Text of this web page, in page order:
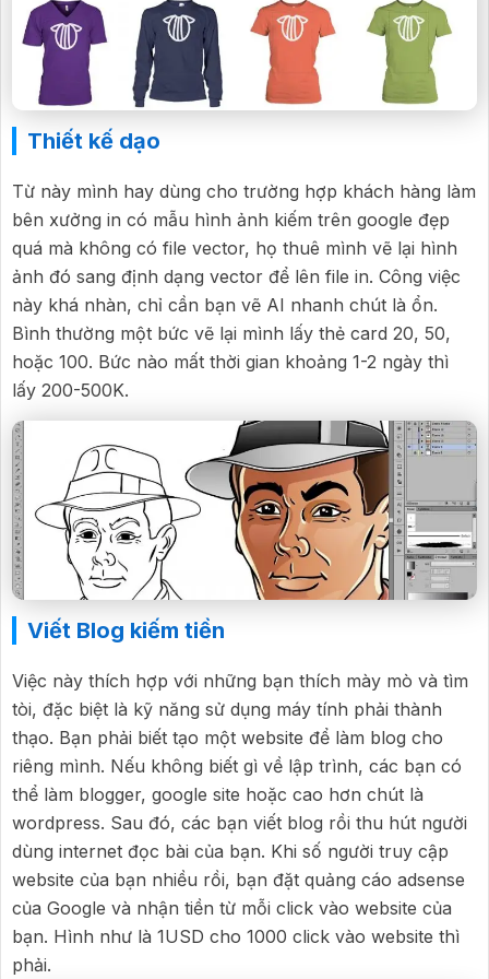
Thiết kế dạo
Từ này mình hay dùng cho trường hợp khách hàng làm
bên xưởng in có mẫu hình ảnh kiếm trên google đẹp
quá mà không có file vector, họ thuê mình vẽ lại hình
ảnh đó sang định dạng vector để lên file in. Công việc
này khá nhàn, chỉ cần bạn vẽ AI nhanh chút là ổn.
Bình thường một bức vẽ lại mình lấy thẻ card 20, 50,
hoặc 100. Bức nào mất thời gian khoảng 1-2 ngày thì
lấy 200-500K.
Viết Blog kiếm tiền
Việc này thích hợp với những bạn thích mày mò và tìm
tòi, đặc biệt là kỹ năng sử dụng máy tính phải thành
thạo. Bạn phải biết tạo một website để làm blog cho
riêng mình. Nếu không biết gì về lập trình, các bạn có
thể làm blogger, google site hoặc cao hơn chút là
wordpress. Sau đó, các bạn viết blog rồi thu hút người
dùng internet đọc bài của bạn. Khi số người truy cập
website của bạn nhiều rồi, bạn đặt quảng cáo adsense
của Google và nhận tiền từ mỗi click vào website của
bạn. Hình như là 1USD cho 1000 click vào website thì
phải.